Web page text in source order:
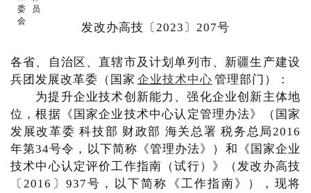
发改办高技〔2023〕207号
各省、自治区、直辖市及计划单列市、新疆生产建设
兵团发展改革委（国家 企业技术中心 管理部门）：
为提升企业技术创新能力、强化企业创新主体地
位，根据《国家企业技术中心认定管理办法》（国家
发展改革委 科技部 财政部 海关总署 税务总局2016
年第34号令，以下简称《管理办法》）和《国家企业
技术中心认定评价工作指南（试行）》（发改办高技
〔2016〕937号，以下简称《工作指南》），现将